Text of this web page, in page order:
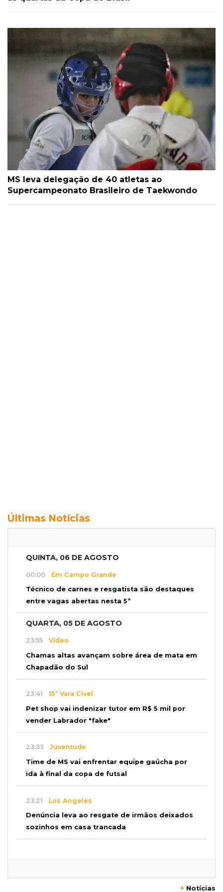
MS leva delegação de 40 atletas ao
Supercampeonato Brasileiro de Taekwondo
Últimas Notícias
QUINTA, 06 DE AGOSTO
00:00 Em Campo Grande
Técnico de carnes e resgatista são destaques
entre vagas abertas nesta 5ª
QUARTA, 05 DE AGOSTO
23:55 Vídeo
Chamas altas avançam sobre área de mata em
Chapadão do Sul
23:41 15ª Vara Cível
Pet shop vai indenizar tutor em R$ 5 mil por
vender Labrador "fake"
23:33 Juventude
Time de MS vai enfrentar equipe gaúcha por
ida à final da copa de futsal
23:21 Los Angeles
Denúncia leva ao resgate de irmãos deixados
sozinhos em casa trancada
formação de ciclone bomba
+ Notícias